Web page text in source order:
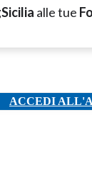
alle tue
ACCEDI